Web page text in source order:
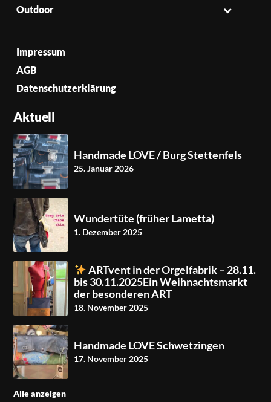
Outdoor
Impressum
AGB
Datenschutzerklärung
Aktuell
Handmade LOVE / Burg Stettenfels
25. Januar 2026
Wundertüte (früher Lametta)
1. Dezember 2025
ARTvent in der Orgelfabrik – 28.11.
bis 30.11.2025Ein Weihnachtsmarkt
der besonderen ART
18. November 2025
Handmade LOVE Schwetzingen
17. November 2025
Alle anzeigen